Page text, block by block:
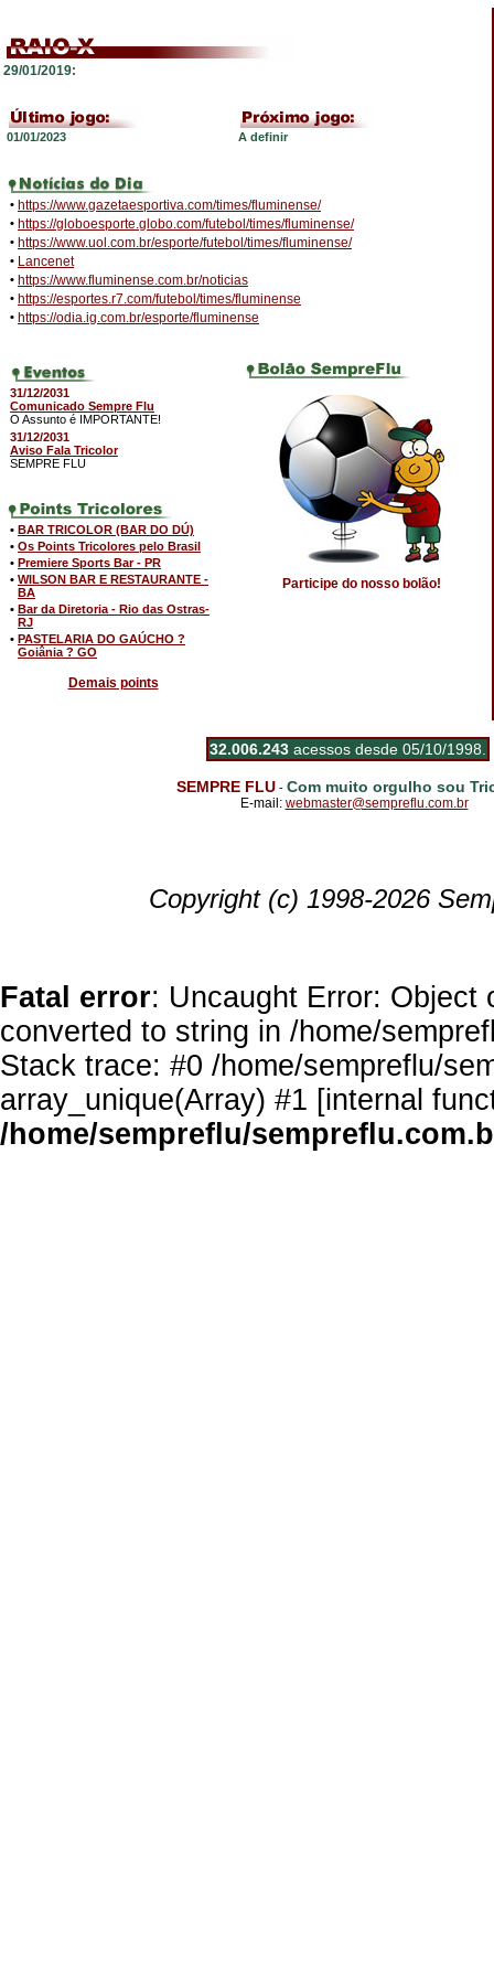
29/01/2019:
01/01/2023 A definir
• https://www.gazetaesportiva.com/times/fluminense/
• https://globoesporte.globo.com/futebol/times/fluminense/
• https://www.uol.com.br/esporte/futebol/times/fluminense/
• Lancenet
• https://www.fluminense.com.br/noticias
• https://esportes.r7.com/futebol/times/fluminense
• https://odia.ig.com.br/esporte/fluminense
31/12/2031
Comunicado Sempre Flu
O Assunto é IMPORTANTE!
31/12/2031
Aviso Fala Tricolor
SEMPRE FLU
• BAR TRICOLOR (BAR DO DÚ)
• Os Points Tricolores pelo Brasil
• Premiere Sports Bar - PR
• WILSON BAR E RESTAURANTE -
BA
• Bar da Diretoria - Rio das Ostras-
RJ
• PASTELARIA DO GAÚCHO ?
Goiânia ? GO
Demais points
Participe do nosso bolão!
32.006.243 acessos desde 05/10/1998.
SEMPRE FLU- Com muito orgulho sou
E-mail: webmaster@sempreflu.com.br
Copyright (c) 1998-2026
Fatal error: Uncaught Error: Object
converted to string in /home/
Stack trace: #0 /home/sempreflu/
array_unique(Array) #1 [internal
/home/sempreflu/